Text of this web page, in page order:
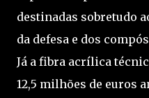
destinadas sobretudo
da defesa e dos
Já a fibra acrílica
12,5 milhões de euros